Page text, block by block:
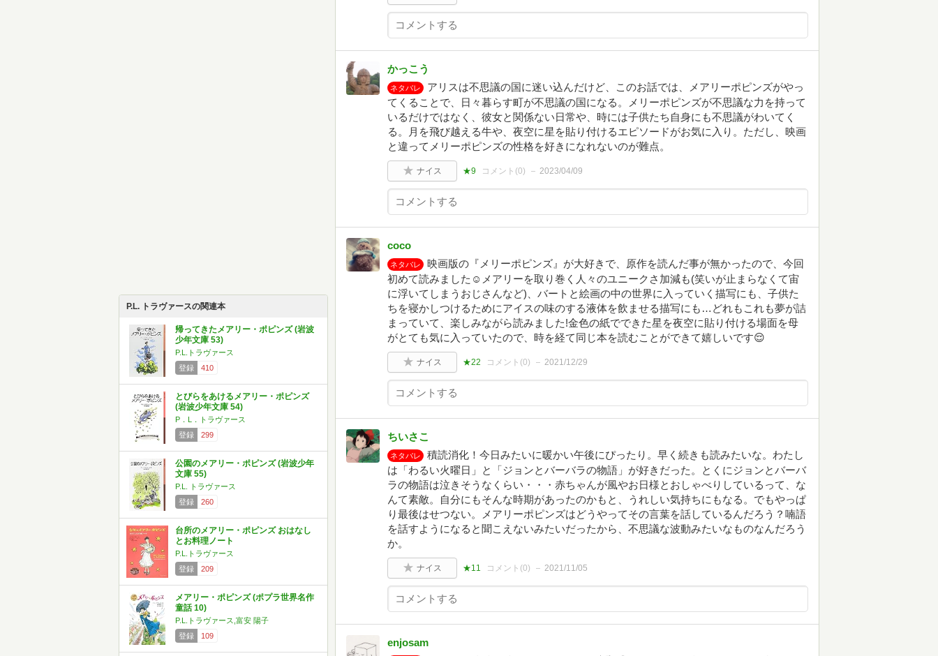
P.L. トラヴァースの関連本
帰ってきたメアリー・ポピンズ (岩波
少年文庫 53)
P.L.トラヴァース
登録
410
とびらをあけるメアリー・ポピンズ
(岩波少年文庫 54)
P．L．トラヴァース
登録
299
公園のメアリー・ポピンズ (岩波少年
文庫 55)
P.L. トラヴァース
登録
260
台所のメアリー・ポピンズ おはなし
とお料理ノート
P.L.トラヴァース
登録
209
メアリー・ポピンズ (ポプラ世界名作
童話 10)
P.L.トラヴァース,富安 陽子
登録
109
かっこう
ネタバレ
アリスは不思議の国に迷い込んだけど、このお話では、メアリーポピンズがやっ
てくることで、日々暮らす町が不思議の国になる。メリーポピンズが不思議な力を持って
いるだけではなく、彼女と関係ない日常や、時には子供たち自身にも不思議がわいてく
る。月を飛び越える牛や、夜空に星を貼り付けるエピソードがお気に入り。ただし、映画
と違ってメリーポピンズの性格を好きになれないのが難点。
ナイス ★9 コメント(0) 2023/04/09
coco
ネタバレ
映画版の『メリーポピンズ』が大好きで、原作を読んだ事が無かったので、今回
初めて読みました☺️メアリーを取り巻く人々のユニークさ加減も(笑いが止まらなくて宙
に浮いてしまうおじさんなど)、バートと絵画の中の世界に入っていく描写にも、子供た
ちを寝かしつけるためにアイスの味のする液体を飲ませる描写にも…どれもこれも夢が詰
まっていて、楽しみながら読みました!金色の紙でできた星を夜空に貼り付ける場面を母
がとても気に入っていたので、時を経て同じ本を読むことができて嬉しいです😌
ナイス ★22 コメント(0) 2021/12/29
ちいさこ
ネタバレ
積読消化！今日みたいに暖かい午後にぴったり。早く続きも読みたいな。わたし
は「わるい火曜日」と「ジョンとバーバラの物語」が好きだった。とくにジョンとバーバ
ラの物語は泣きそうなくらい・・・赤ちゃんが風やお日様とおしゃべりしているって、な
んて素敵。自分にもそんな時期があったのかもと、うれしい気持ちにもなる。でもやっぱ
り最後はせつない。メアリーポピンズはどうやってその言葉を話しているんだろう？喃語
を話すようになると聞こえないみたいだったから、不思議な波動みたいなものなんだろう
か。
ナイス ★11 コメント(0) 2021/11/05
enjosam